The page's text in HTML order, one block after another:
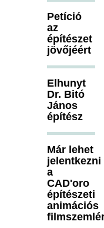
Petíció
az
építészet
jövőjéért
Elhunyt
Dr. Bitó
János
építész
Már lehet
jelentkezni
a
CAD'oro
építészeti
animációs